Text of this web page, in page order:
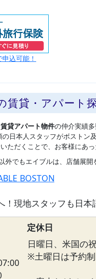
込可能！
賃貸・アパート
賃貸アパート物件の仲介実績
日本人スタッフがボストン
ただくことで、お客様にあ
外でもエイブルは、店舗展
BOSTON
！現地スタッフも日
定休日
日曜日、米国の
※土曜日は予約制